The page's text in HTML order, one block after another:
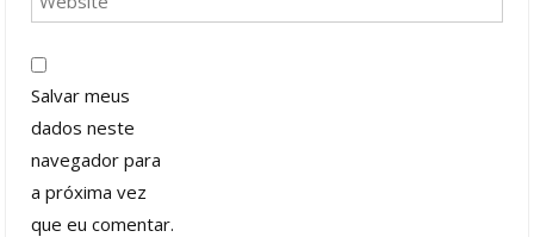
Salvar meus
dados neste
navegador para
a próxima vez
que eu comentar.